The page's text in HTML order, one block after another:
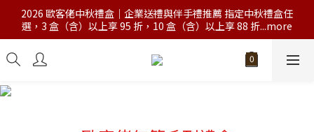
2026 歐客佬中秋禮盒｜企業送禮與伴手禮推薦 指定中秋禮盒任
選，3 盒（含）以上享 95 折，10 盒（含）以上享 88 折...more